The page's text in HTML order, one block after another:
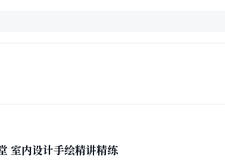
精品课堂 室内设计手绘精讲精练